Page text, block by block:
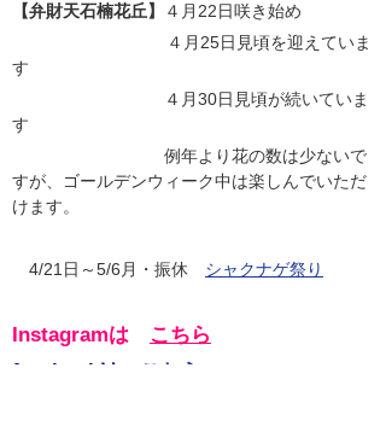
【弁財天石楠花丘】
４月22日咲き始め
４月25日見頃を迎えていま
す
４月30日見頃が続いていま
す
例年より花の数は少ないで
すが、ゴールデンウィーク中は楽しんでいただ
けます。
4/21日～5/6月・振休 シャクナゲ祭り
Instagramは こちら
facebookは
こちら